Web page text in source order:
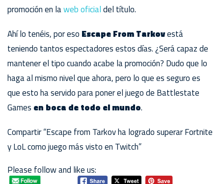
promoción en laweb oficialdel título.
Ahí lo tenéis, por eso Escape From Tarkovestá
teniendo tantos espectadores estos días. ¿Será capaz de
mantener el tipo cuando acabe la promoción? Dudo que lo
haga al mismo nivel que ahora, pero lo que es seguro es
que esto ha servido para poner el juego de Battlestate
Games en boca de todo el mundo.
Compartir Escape from Tarkov ha logrado superar Fortnite
y LoL como juego más visto en Twitch
Please follow and like us: